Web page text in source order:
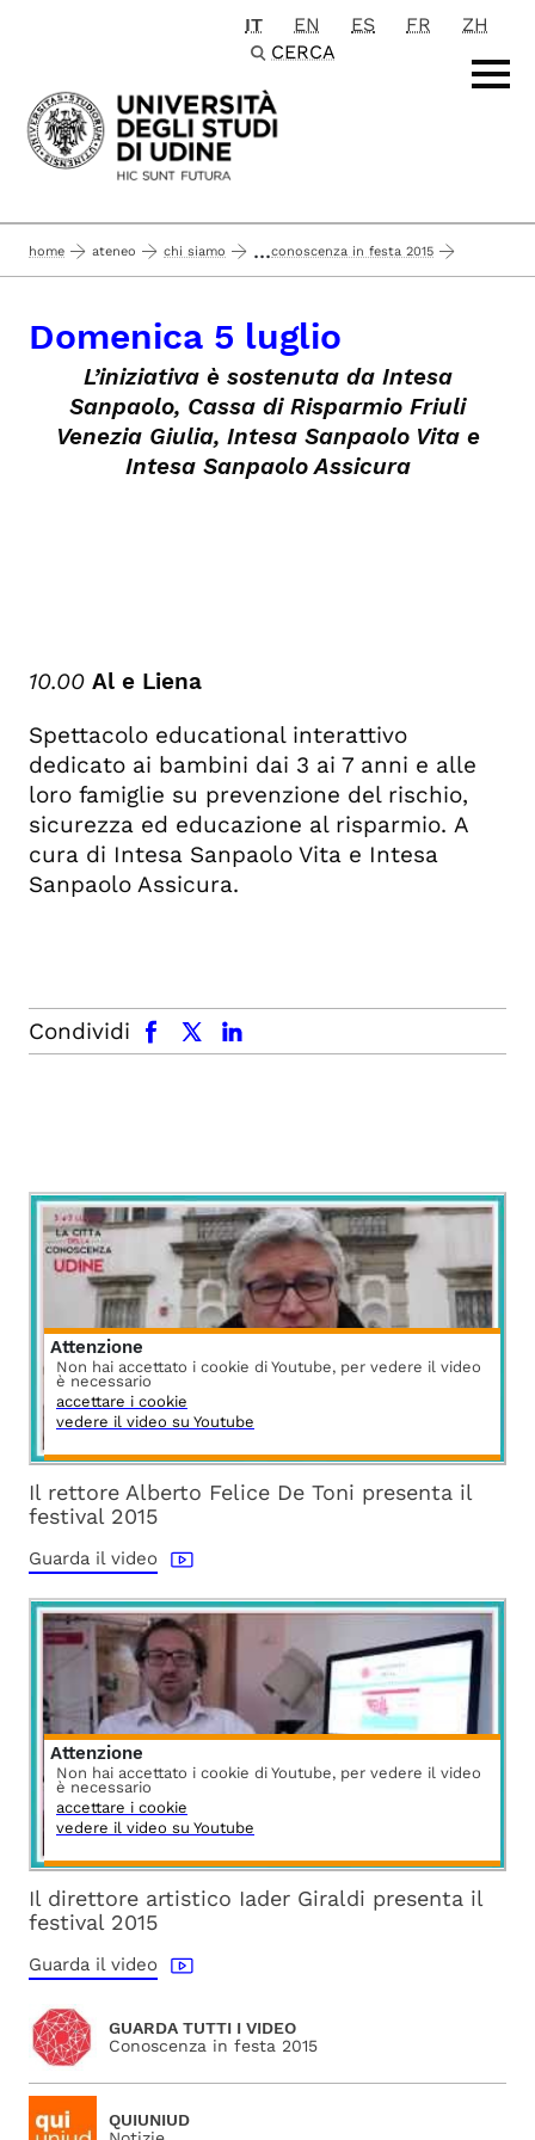
Passa al contenuto principale
IT EN ES FR
ZH
CERCA
home ateneo chi siamo ...conoscenza in festa 2015
domenica 5 luglio
Domenica 5 luglio
L’iniziativa è sostenuta da Intesa
Sanpaolo, Cassa di Risparmio Friuli
Venezia Giulia, Intesa Sanpaolo Vita e
Intesa Sanpaolo Assicura
10.00 Al e Liena
Spettacolo educational interattivo
dedicato ai bambini dai 3 ai 7 anni e alle
loro famiglie su prevenzione del rischio,
sicurezza ed educazione al risparmio. A
cura di Intesa Sanpaolo Vita e Intesa
Sanpaolo Assicura.
Condividi
facebook x.com linkedin
Attenzione
Non hai accettato i cookie di Youtube, per vedere il video
è necessario
accettare i cookie
vedere il video su Youtube
Il rettore Alberto Felice De Toni presenta il
festival 2015
Guarda il video
Attenzione
Non hai accettato i cookie di Youtube, per vedere il video
è necessario
accettare i cookie
vedere il video su Youtube
Il direttore artistico Iader Giraldi presenta il
festival 2015
Guarda il video
GUARDA TUTTI I VIDEO
Conoscenza in festa 2015
QUIUNIUD